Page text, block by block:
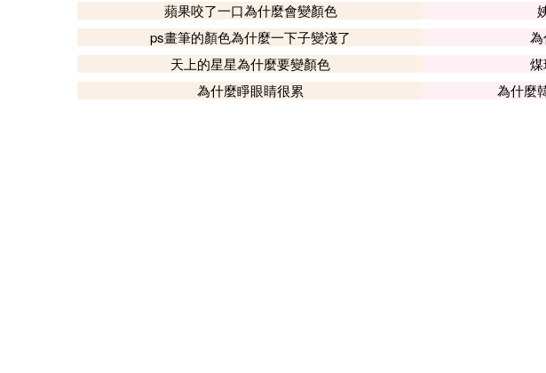
蘋果咬了一口為什麼會變顏色
ps畫筆的顏色為什麼一下子變淺了
天上的星星為什麼要變顏色
為什麼睜眼睛很累
為什麼